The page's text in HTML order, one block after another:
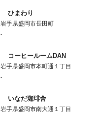
ひまわり
岩手県盛岡市長田町
-
コーヒールームDAN
岩手県盛岡市本町通１丁目
-
いなだ珈琲舎
岩手県盛岡市南大通１丁目